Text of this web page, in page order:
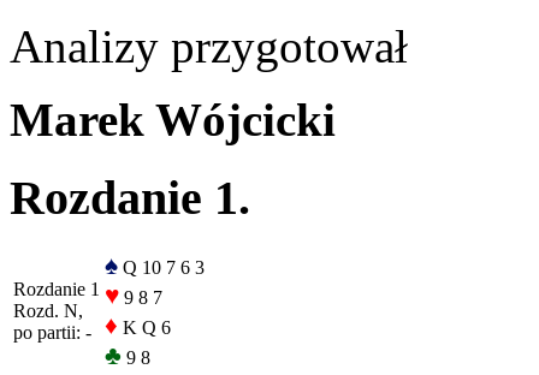
Analizy przygotował
Marek Wójcicki
Rozdanie 1.
Rozdanie 1
Rozd. N,
po partii: -
♠ Q 10 7 6 3
♥ 9 8 7
♦ K Q 6
♣ 9 8